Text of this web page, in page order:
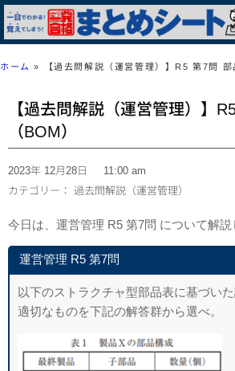
ホーム » 【過去問解説（運営管理）】R5 第7問 部
【過去問解説（運営管理）】
（BOM）
2023年 12月28日
11:00 am
カテゴリー： 過去問解説（運営管理）
今日は、運営管理 R5 第7問 について解説
運営管理 R5 第7問
以下のストラクチャ型部品表に基づい
適切なものを下記の解答群から選べ。